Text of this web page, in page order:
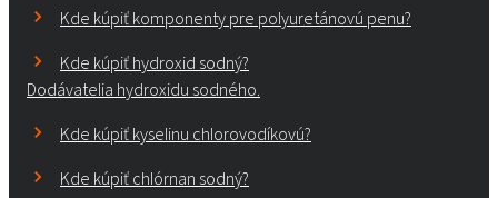
Kde kúpiť komponenty pre polyuretánovú penu?
Kde kúpiť hydroxid sodný?
Dodávatelia hydroxidu sodného.
Kde kúpiť kyselinu chlorovodíkovú?
Kde kúpiť chlórnan sodný?